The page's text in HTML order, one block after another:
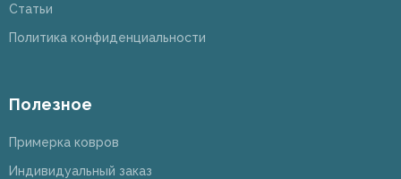
Статьи
Политика конфиденциальности
Полезное
Примерка ковров
Индивидуальный заказ